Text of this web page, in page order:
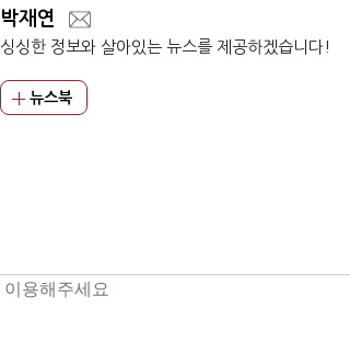
박재연
싱싱한 정보와 살아있는 뉴스를 제공하겠습니다!
뉴스북